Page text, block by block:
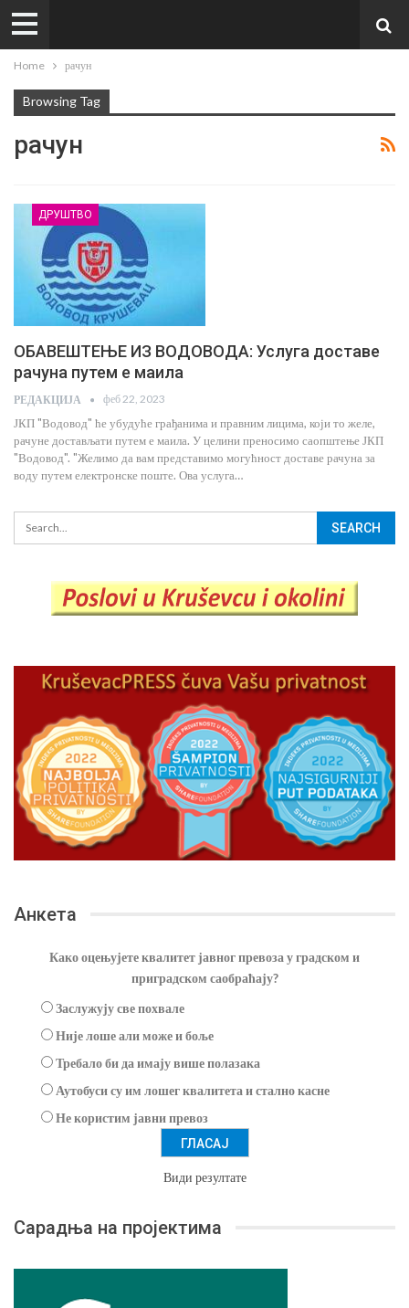
Home рачун
Browsing Tag
рачун
ДРУШТВО
ОБАВЕШТЕЊЕ ИЗ ВОДОВОДА: Услуга доставе
рачуна путем е маила
РЕДАКЦИЈА феб 22, 2023
ЈКП "Водовод" ће убудуће грађанима и правним лицима, који то желе,
рачуне достављати путем е маила. У целини преносимо саопштење ЈКП
"Водовод". "Желимо да вам представимо могућност доставе рачуна за
воду путем електронске поште. Ова услуга…
Анкета
Како оцењујете квалитет јавног превоза у градском и
приградском саобраћају?
Заслужују све похвале
Није лоше али може и боље
Требало би да имају више полазака
Аутобуси су им лошег квалитета и стално касне
Не користим јавни превоз
Види резултате
Сарадња на пројектима